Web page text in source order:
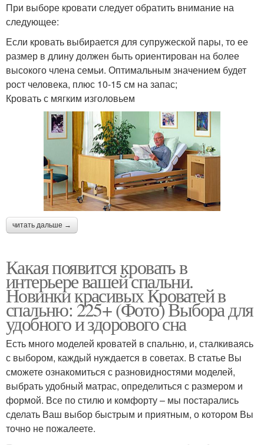
При выборе кровати следует обратить внимание на
следующее:
Если кровать выбирается для супружеской пары, то ее
размер в длину должен быть ориентирован на более
высокого члена семьи. Оптимальным значением будет
рост человека, плюс 10-15 см на запас;
Кровать с мягким изголовьем
читать дальше →
Какая появится кровать в
интерьере вашей спальни.
Новинки красивых Кроватей в
спальню: 225+ (Фото) Выбора для
удобного и здорового сна
Есть много моделей кроватей в спальню, и, сталкиваясь
с выбором, каждый нуждается в советах. В статье Вы
сможете ознакомиться с разновидностями моделей,
выбрать удобный матрас, определиться с размером и
формой. Все по стилю и комфорту – мы постарались
сделать Ваш выбор быстрым и приятным, о котором Вы
точно не пожалеете.